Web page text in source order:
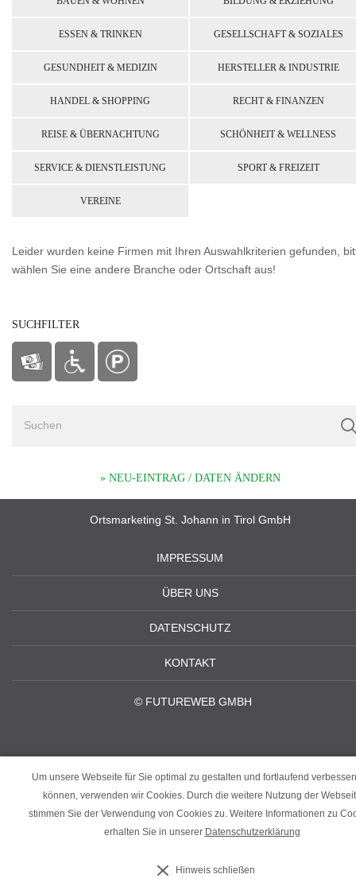
ESSEN & TRINKEN GESELLSCHAFT & SOZIALES
GESUNDHEIT & MEDIZIN HERSTELLER & INDUSTRIE
HANDEL & SHOPPING RECHT & FINANZEN
REISE & ÜBERNACHTUNG SCHÖNHEIT & WELLNESS
SERVICE & DIENSTLEISTUNG SPORT & FREIZEIT
VEREINE
Leider wurden keine Firmen mit Ihren Auswahlkriterien gefunden,
wählen Sie eine andere Branche oder Ortschaft aus!
SUCHFILTER
» NEU-EINTRAG / DATEN ÄNDERN
Ortsmarketing St. Johann in Tirol GmbH
IMPRESSUM
ÜBER UNS
DATENSCHUTZ
KONTAKT
© FUTUREWEB GMBH
Um unsere Webseite für Sie optimal zu gestalten und fortlaufend
können, verwenden wir Cookies. Durch die weitere Nutzung der
stimmen Sie der Verwendung von Cookies zu. Weitere Informationen zu
erhalten Sie in unserer Datenschutzerklärung
Hinweis schließen